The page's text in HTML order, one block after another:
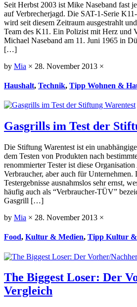
Seit Herbst 2003 ist Mike Naseband fast
auf Verbrecherjagd. Die SAT-1-Serie
wird seit diesem Zeitraum ausgestrahlt
Team des K11. Ein Polizist mit Herz und
Michael Naseband am 11. Juni 1965 in
[…]
by Mia × 28. November 2013 ×
Haushalt, Technik, Tipp Wohnen &
Gasgrills im Test der
Die Stiftung Warentest ist ein
dem Testen von Produkten nach
renommierter Tester ist diese
Verbraucher, aber auch für Unternehmen.
Testergebnisse ausnahmslos sehr ernst,
häufig auch als “Verbraucher-TÜV”
Gasgrill […]
by Mia × 28. November 2013 ×
Food, Kultur & Medien, Tipp Kultur &
The Biggest Loser: Der
Vergleich